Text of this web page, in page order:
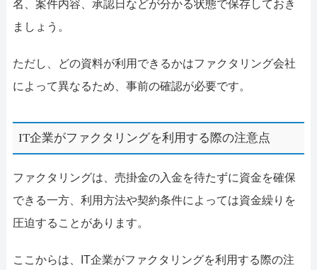
名、案件内容、承認日などが分かる状態で保存しておき
ましょう。
ただし、どの資料が利用できるかはファクタリング会社
によって異なるため、事前の確認が必要です。
IT企業がファクタリングを利用する際の注意点
ファクタリングは、売掛金の入金を待たずに資金を確保
できる一方、利用方法や契約条件によっては資金繰りを
圧迫することがあります。
ここからは、IT企業がファクタリングを利用する際の注